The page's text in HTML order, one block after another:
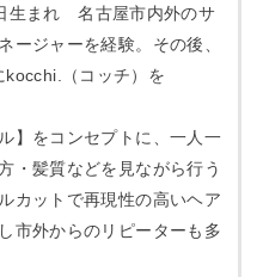
生まれ 名古屋市内外のサ
ージャーを経験。その後、
kocchi.（コッチ）を
】をコンセプトに、一人一
・髪質などを見ながら行う
カットで再現性の高いヘア
市外からのリピーターも多